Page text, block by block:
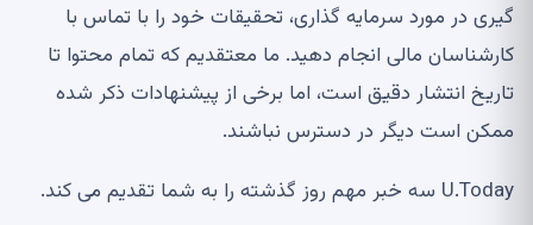
گیری در مورد سرمایه گذاری، تحقیقات خود را با تماس با
کارشناسان مالی انجام دهید. ما معتقدیم که تمام محتوا تا
تاریخ انتشار دقیق است، اما برخی از پیشنهادات ذکر شده
ممکن است دیگر در دسترس نباشند.
U.Today سه خبر مهم روز گذشته را به شما تقدیم می کند.